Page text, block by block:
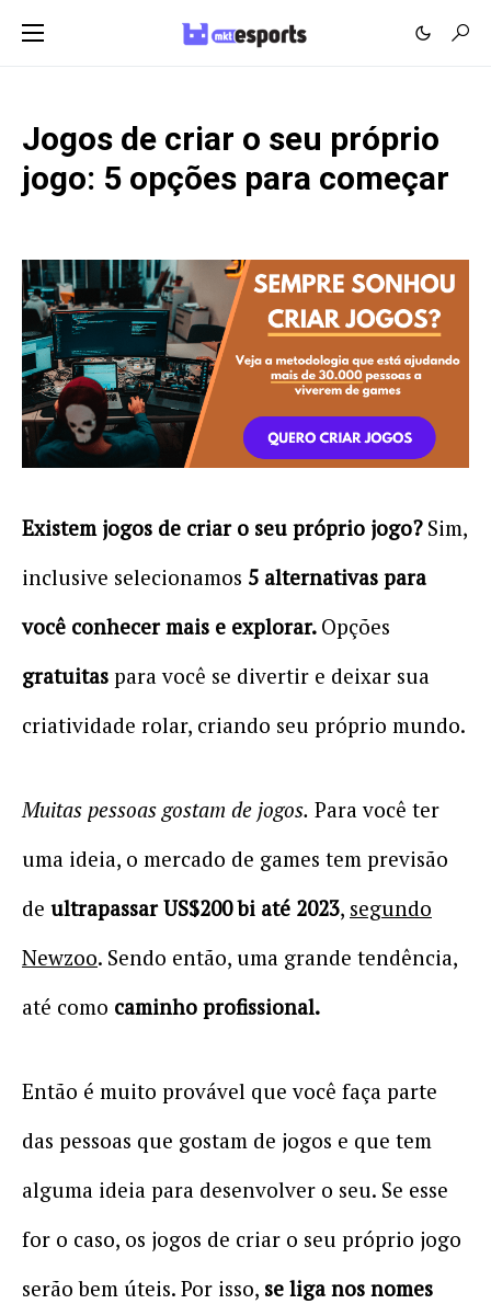
Jogos de criar o seu próprio
jogo: 5 opções para começar
Existem jogos de criar o seu próprio jogo?Sim,
inclusive selecionamos 5 alternativas para
você conhecer mais e explorar. Opções
gratuitas para você se divertir e deixar sua
criatividade rolar, criando seu próprio mundo.
Muitas pessoas gostam de jogos. Para você ter
uma ideia, o mercado de games tem previsão
de ultrapassar US$200 bi até 2023, segundo
Newzoo. Sendo então, uma grande tendência,
até como caminho profissional.
Então é muito provável que você faça parte
das pessoas que gostam de jogos e que tem
alguma ideia para desenvolver o seu. Se esse
for o caso, os jogos de criar o seu próprio jogo
serão bem úteis. Por isso, se liga nos nomes